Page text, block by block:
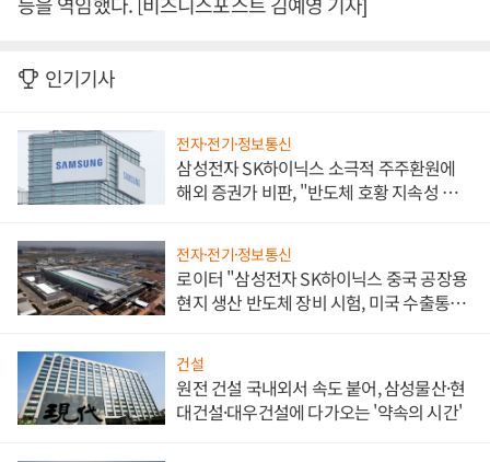
인기기사
전자·전기·정보통신
삼성전자 SK하이닉스 소극적 주주환원에
해외 증권가 비판, "반도체 호황 지속성 의
전자·전기·정보통신
로이터 "삼성전자 SK하이닉스 중국 공장용
현지 생산 반도체 장비 시험, 미국 수출통제
건설
원전 건설 국내외서 속도 붙어, 삼성물산·현
대건설·대우건설에 다가오는 '약속의 시간'